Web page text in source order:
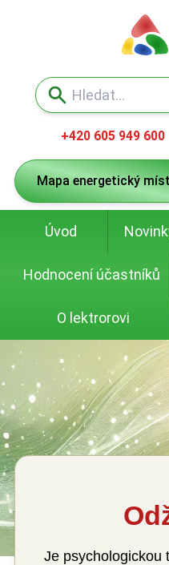
+420 605 949 600
Mapa energetický
Úvod
Hodnocení účastníků
O lektrorovi
Je psychologickou